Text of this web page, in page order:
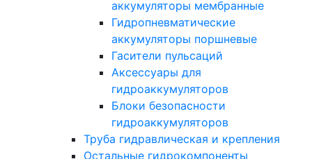
аккумуляторы мембранные
Гидропневматические
аккумуляторы поршневые
Гасители пульсаций
Аксессуары для
гидроаккумуляторов
Блоки безопасности
гидроаккумуляторов
Труба гидравлическая и крепления
Остальные гидрокомпоненты